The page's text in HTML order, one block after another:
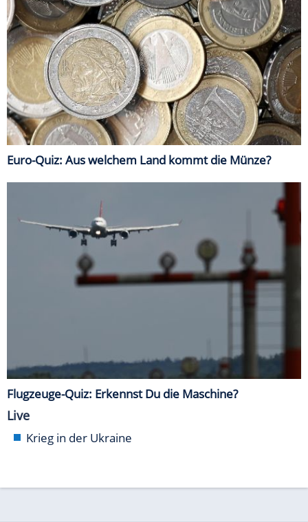
Euro-Quiz: Aus welchem Land kommt die Münze?
Flugzeuge-Quiz: Erkennst Du die Maschine?
Live
Krieg in der Ukraine